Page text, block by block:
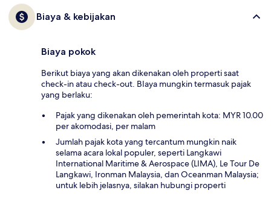
Biaya & kebijakan
Biaya pokok
Berikut biaya yang akan dikenakan oleh properti saat
check-in atau check-out. BIaya mungkin termasuk pajak
yang berlaku:
Pajak yang dikenakan oleh pemerintah kota: MYR 10.00
per akomodasi, per malam
Jumlah pajak kota yang tercantum mungkin naik
selama acara lokal populer, seperti Langkawi
International Maritime & Aerospace (LIMA), Le Tour De
Langkawi, Ironman Malaysia, dan Oceanman Malaysia;
untuk lebih jelasnya, silakan hubungi properti